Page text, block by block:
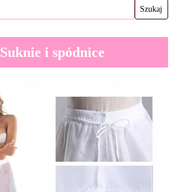
Suknie i spódnice